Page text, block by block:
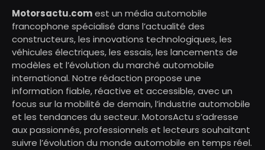
Motorsactu.comest un média automobile
francophone spécialisé dans l’actualité des
constructeurs, les innovations technologiques, les
véhicules électriques, les essais, les lancements de
modèles et l’évolution du marché automobile
international. Notre rédaction propose une
information fiable, réactive et accessible, avec un
focus sur la mobilité de demain, l’industrie automobile
et les tendances du secteur. MotorsActu s’adresse
aux passionnés, professionnels et lecteurs souhaitant
suivre l’évolution du monde automobile en temps réel.